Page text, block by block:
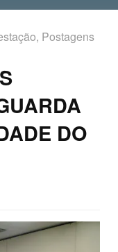
, Postagens
DO